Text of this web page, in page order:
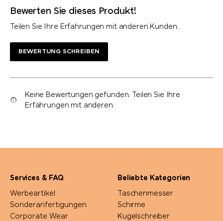
Bewerten Sie dieses Produkt!
Teilen Sie Ihre Erfahrungen mit anderen Kunden.
BEWERTUNG SCHREIBEN
Keine Bewertungen gefunden. Teilen Sie Ihre
Erfahrungen mit anderen.
Services & FAQ
Werbeartikel
Sonderanfertigungen
Corporate Wear
Beliebte Kategorien
Taschenmesser
Schirme
Kugelschreiber